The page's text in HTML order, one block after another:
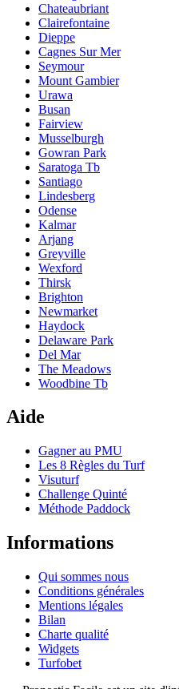
Chateaubriant
Clairefontaine
Dieppe
Cagnes Sur Mer
Seymour
Mount Gambier
Urawa
Busan
Fairview
Musselburgh
Gowran Park
Saratoga Tb
Santiago
Lindesberg
Odense
Kalmar
Arjang
Greyville
Wexford
Thirsk
Brighton
Newmarket
Haydock
Delaware Park
Del Mar
The Meadows
Woodbine Tb
Aide
Gagner au PMU
Les 8 Règles du Turf
Visuturf
Challenge Quinté
Méthode Paddock
Informations
Qui sommes nous
Conditions générales
Mentions légales
Bilan
Charte qualité
Widgets
Turfobet